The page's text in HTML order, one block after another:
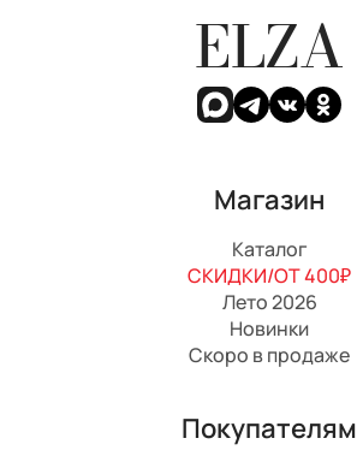
ELZA
Магазин
Каталог
СКИДКИ/ОТ 400₽
Лето 2026
Новинки
Скоро в продаже
Покупателям